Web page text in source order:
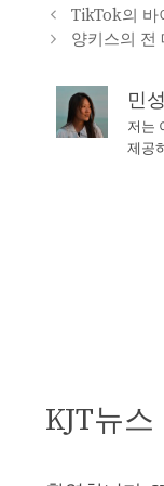
TikTok의 바
양키스의 전
민
저는
제공
KJT뉴스